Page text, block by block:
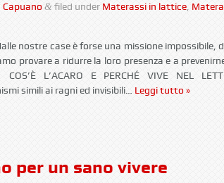
Capuano & filed under Materassi in lattice,
nostre case è forse una missione impossibile,
provare a ridurre la loro presenza e a
L’ACARO E PERCHÉ VIVE NEL
simili ai ragni ed invisibili… Leggi tutto »
per un sano vivere